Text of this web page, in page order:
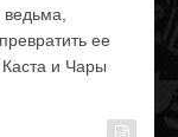
ее
и Чары